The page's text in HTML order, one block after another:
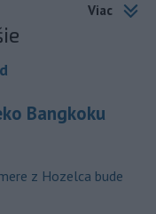
Viac
Bangkoku
z Hozelca bude